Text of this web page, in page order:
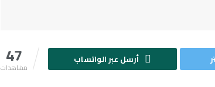
47
مشاهدات
أرسل عبر الواتساب